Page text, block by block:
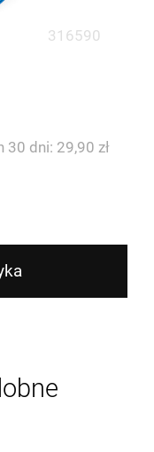
316590
dni: 29,90 zł